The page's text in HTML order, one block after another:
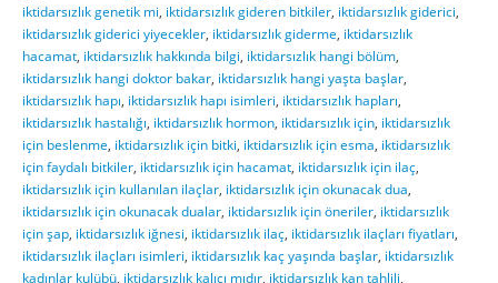
iktidarsızlık genetik mi, iktidarsızlık gideren bitkiler, iktidarsızlık giderici,
iktidarsızlık giderici yiyecekler, iktidarsızlık giderme, iktidarsızlık
hacamat, iktidarsızlık hakkında bilgi, iktidarsızlık hangi bölüm,
iktidarsızlık hangi doktor bakar, iktidarsızlık hangi yaşta başlar,
iktidarsızlık hapı, iktidarsızlık hapı isimleri, iktidarsızlık hapları,
iktidarsızlık hastalığı, iktidarsızlık hormon, iktidarsızlık için, iktidarsızlık
için beslenme, iktidarsızlık için bitki, iktidarsızlık için esma, iktidarsızlık
için faydalı bitkiler, iktidarsızlık için hacamat, iktidarsızlık için ilaç,
iktidarsızlık için kullanılan ilaçlar, iktidarsızlık için okunacak dua,
iktidarsızlık için okunacak dualar, iktidarsızlık için öneriler, iktidarsızlık
için şap, iktidarsızlık iğnesi, iktidarsızlık ilaç, iktidarsızlık ilaçları fiyatları,
iktidarsızlık ilaçları isimleri, iktidarsızlık kaç yaşında başlar, iktidarsızlık
kadınlar kulübü, iktidarsızlık kalıcı mıdır, iktidarsızlık kan tahlili,